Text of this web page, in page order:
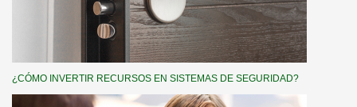
¿CÓMO INVERTIR RECURSOS EN SISTEMAS DE SEGURIDAD?